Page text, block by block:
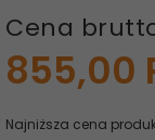
Cena
855,00
Najniższa cena